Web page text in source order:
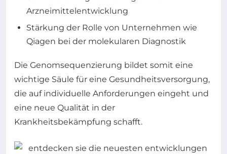
Arzneimittelentwicklung
Stärkung der Rolle von Unternehmen wie
Qiagen bei der molekularen Diagnostik
Die Genomsequenzierung bildet somit eine
wichtige Säule für eine Gesundheitsversorgung,
die auf individuelle Anforderungen eingeht und
eine neue Qualität in der
Krankheitsbekämpfung schafft.